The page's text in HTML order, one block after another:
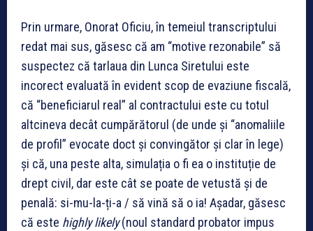
Prin urmare, Onorat Oficiu, în temeiul transcriptului
redat mai sus, găsesc că am “motive rezonabile” să
suspectez că tarlaua din Lunca Siretului este
incorect evaluată în evident scop de evaziune fiscală,
că “beneficiarul real” al contractului este cu totul
altcineva decât cumpărătorul (de unde și “anomaliile
de profil” evocate doct și convingător și clar în lege)
și că, una peste alta, simulația o fi ea o instituție de
drept civil, dar este cât se poate de vetustă și de
penală: si-mu-la-ți-a / să vină să o ia! Așadar, găsesc
că este highly likely(noul standard probator impus